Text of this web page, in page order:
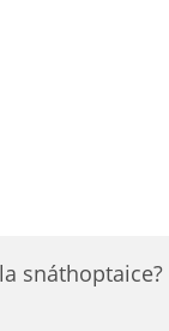
snáthoptaice?